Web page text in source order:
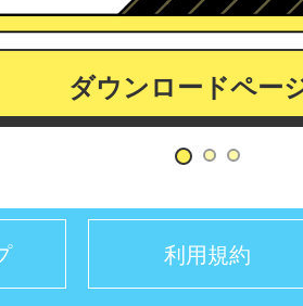
ダウンロードペー
利用規約